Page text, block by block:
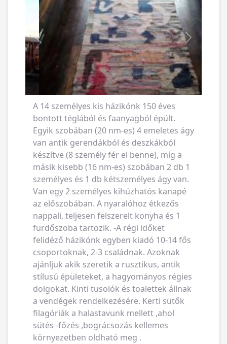
Vissza
A 14 személyes kis házikónk 150 éves
bontott téglából és faanyagból épült.
Egyik szobában (20 nm-es) 4 emeletes ágy
van antik gerendákból és deszkákból
készítve (8 személy fér el benne), míg a
másik kisebb (16 nm-es) szobában 2 db 1
személyes és 1 db kétszemélyes ágy van.
Van egy 2 személyes kihúzhatós kanapé
az előszobában. A nyaralóhoz étkezős
nappali, teljesen felszerelt konyha és 1
fürdőszoba tartozik. -A régi időket
felidéző házikónk egyben kiadó 10-14 fős
csoportoknak, 2-3 családnak. Azoknak
ajánljuk akik szeretik a rusztikus, antik
stílusú épületeket, a hagyományos régies
dolgokat. Kinti tusolók és toalettek állnak
a vendégek rendelkezésére. Kerti sütők
filagóriák a halastavunk mellett ,ahol
sütés -főzés ,bográcsozás kellemes
környezetben oldható meg .